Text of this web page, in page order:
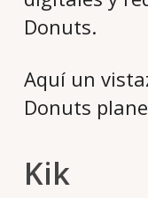
Donuts.
Aquí un
Donuts
Kik